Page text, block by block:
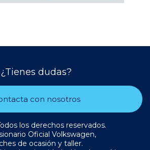
¿Tienes dudas?
con nosotros
los derechos reservados.
Oficial Volkswagen,
de ocasión y taller.